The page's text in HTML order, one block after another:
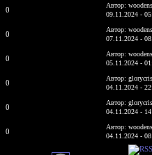
0
Автор:
09.11.2024 -
0
Автор:
07.11.2024 -
0
Автор:
05.11.2024 -
0
Автор:
04.11.2024 -
0
Автор:
04.11.2024 -
0
Автор:
04.11.2024 -